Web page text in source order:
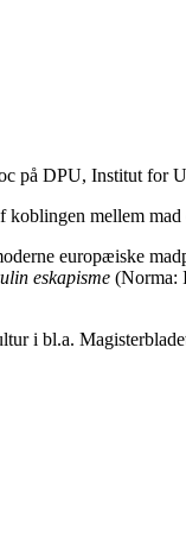
på DPU, Institut for
koblingen mellem mad
derne europæiske
eskapisme (Norma:
i bl.a.